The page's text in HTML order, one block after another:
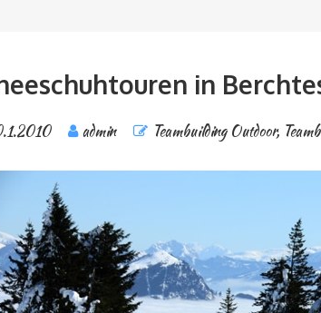
in
admin Teambuilding Outdoor,